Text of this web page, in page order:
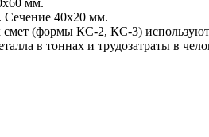
мм.
Сечение 40х20 мм.
(формы КС-2, КС-3)
в тоннах и трудозатраты в